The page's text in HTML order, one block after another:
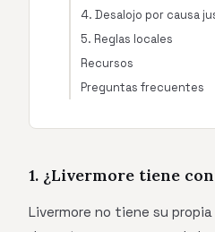
4. Desalojo por causa
5. Reglas locales
Recursos
Preguntas frecuentes
1. ¿Livermore tiene
Livermore no tiene su